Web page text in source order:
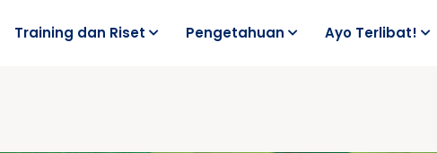
Training dan Riset Pengetahuan Ayo Terlibat!